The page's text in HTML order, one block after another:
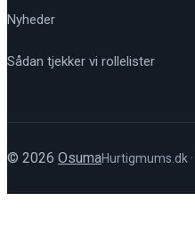
Nyheder
Sådan tjekker vi rollelister
© 2026 OsumaHurtigmums.dk ·